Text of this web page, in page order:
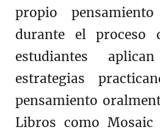
propio
durante el proceso
estudiantes
estrategias
pensamiento
Libros como